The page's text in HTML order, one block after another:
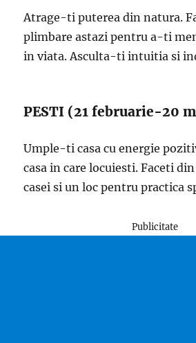
Atrage-ti puterea din natura.
plimbare astazi pentru a-ti
in viata. Asculta-ti intuitia si
PESTI (21 februarie-20
Umple-ti casa cu energie
casa in care locuiesti. Faceti
casei si un loc pentru practica
Publicitate